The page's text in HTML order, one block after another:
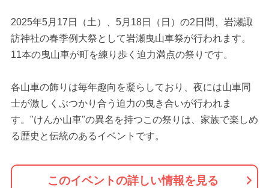
2025年5月17日（土）、5月18日（日）の2日間、岩瀬諏
訪神社の春季例大祭として岩瀬曳山車祭が行われます。
11本の曳山車が町を練り歩く迫力満点の祭りです。
各山車の飾りは毎年趣向を凝らしており、夜には山車同
士が激しくぶつかり合う迫力の曳き合いが行われま
す。"けんか山車"の異名を持つこの祭りは、家族で楽しめ
る歴史と伝統のあるイベントです。
このイベントの詳しい情報を見る